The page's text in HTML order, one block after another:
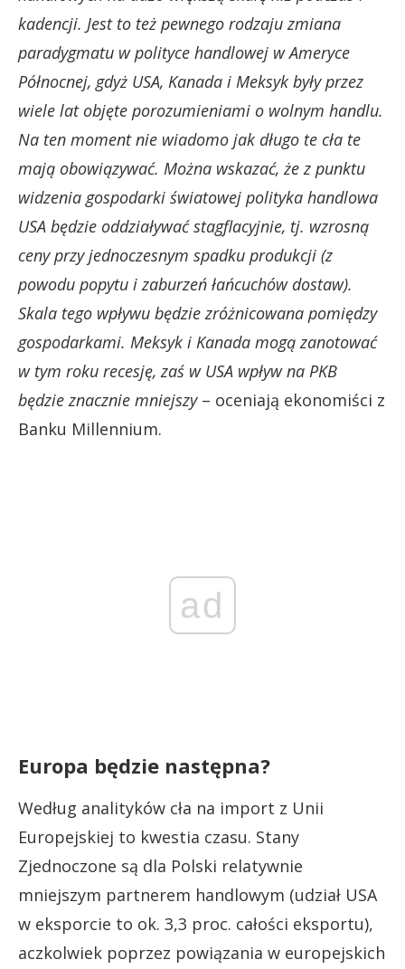
kadencji. Jest to też pewnego rodzaju zmiana
paradygmatu w polityce handlowej w Ameryce
Północnej, gdyż USA, Kanada i Meksyk były przez
wiele lat objęte porozumieniami o wolnym handlu.
Na ten moment nie wiadomo jak długo te cła te
mają obowiązywać. Można wskazać, że z punktu
widzenia gospodarki światowej polityka handlowa
USA będzie oddziaływać stagflacyjnie, tj. wzrosną
ceny przy jednoczesnym spadku produkcji (z
powodu popytu i zaburzeń łańcuchów dostaw).
Skala tego wpływu będzie zróżnicowana pomiędzy
gospodarkami. Meksyk i Kanada mogą zanotować
w tym roku recesję, zaś w USA wpływ na PKB
będzie znacznie mniejszy– oceniają ekonomiści z
Banku Millennium.
ad
Europa będzie następna?
Według analityków cła na import z Unii
Europejskiej to kwestia czasu. Stany
Zjednoczone są dla Polski relatywnie
mniejszym partnerem handlowym (udział USA
w eksporcie to ok. 3,3 proc. całości eksportu),
aczkolwiek poprzez powiązania w europejskich